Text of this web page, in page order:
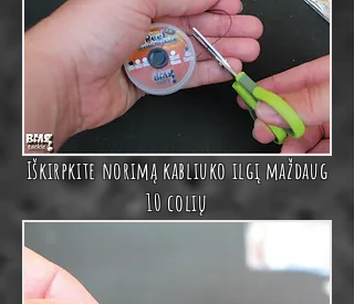
Iškirpkite norimą kabliuko ilgį maždaug
10 colių